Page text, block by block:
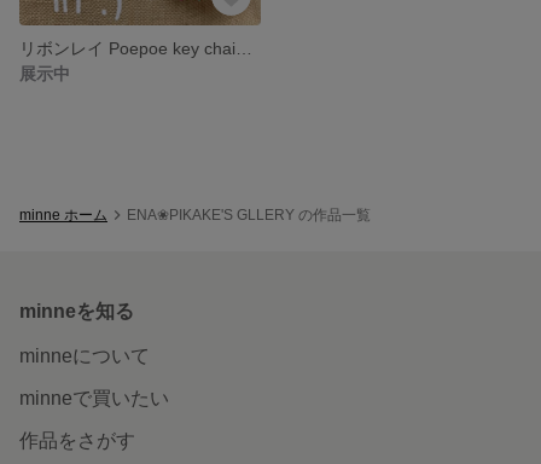
展示中
minne ホーム ENA❀PIKAKE'S GLLERY の作品一覧
minneを知る
minneについて
minneで買いたい
作品をさがす